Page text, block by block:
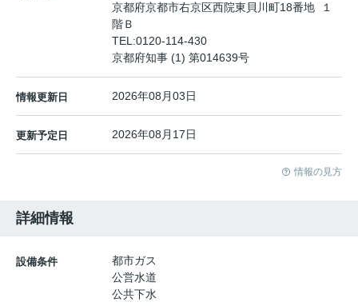
京都府京都市右京区西院東貝川町18番地 １
階Ｂ
TEL:0120-114-430
京都府知事 (1) 第014639号
情報更新日 2026年08月03日
更新予定日 2026年08月17日
情報の見方
詳細情報
設備条件
都市ガス
公営水道
公共下水